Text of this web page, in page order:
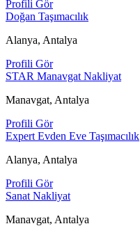
Profili Gör
Doğan Taşımacılık
Alanya, Antalya
Profili Gör
STAR Manavgat Nakliyat
Manavgat, Antalya
Profili Gör
Expert Evden Eve Taşımacılık
Alanya, Antalya
Profili Gör
Sanat Nakliyat
Manavgat, Antalya